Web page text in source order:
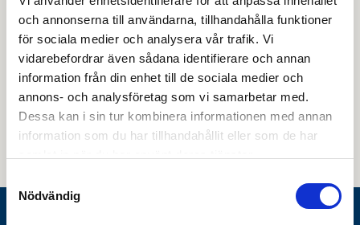
och annonserna till användarna, tillhandahålla funktioner
för sociala medier och analysera vår trafik. Vi
vidarebefordrar även sådana identifierare och annan
information från din enhet till de sociala medier och
annons- och analysföretag som vi samarbetar med.
Dessa kan i sin tur kombinera informationen med annan
information som du har tillhandahållit eller som de har
Nödvändig
nyhetsbrev så accepterar du innehållet i vårintegritetspolicy. Du kan hitta
tidigare nyhetsbrev